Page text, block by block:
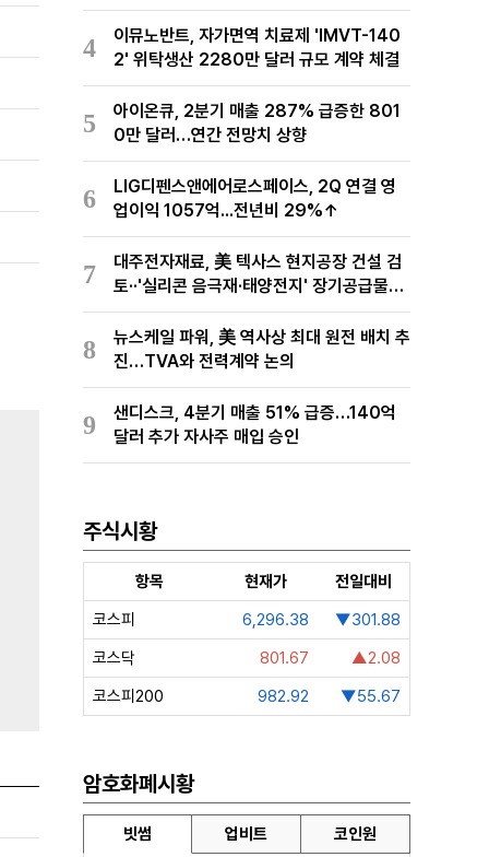
4
이뮤노반트, 자가면역 치료제 'IMVT-140
2' 위탁생산 2280만 달러 규모 계약 체결
5
아이온큐, 2분기 매출 287% 급증한 801
0만 달러…연간 전망치 상향
6
LIG디펜스앤에어로스페이스, 2Q 연결 영
업이익 1057억...전년비 29%↑
7
대주전자재료, 美 텍사스 현지공장 건설 검
토··'실리콘 음극재·태양전지' 장기공급물량
확보 준비
8
뉴스케일 파워, 美 역사상 최대 원전 배치 추
진…TVA와 전력계약 논의
9
샌디스크, 4분기 매출 51% 급증…140억
달러 추가 자사주 매입 승인
주식시황
항목 현재가
전일대비
코스피
6,296.38
▼301.88
코스닥
801.67
▲2.08
코스피200
982.92 ▼55.67
암호화폐시황
빗썸 업비트 코인원